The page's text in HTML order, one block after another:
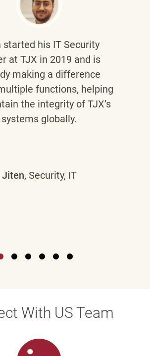
started his IT Security
at TJX in 2019 and is
making a difference
functions, helping
the integrity of TJX’s
systems globally.
Jiten, Security, IT
With US Team